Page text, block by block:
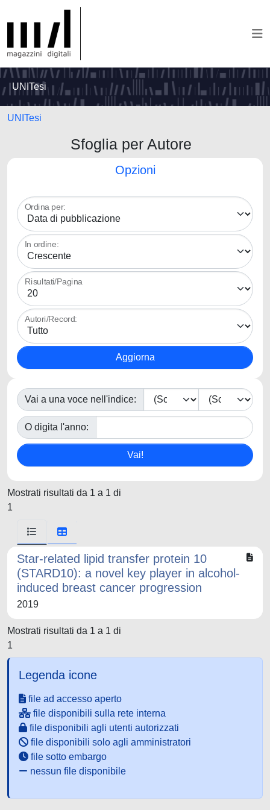
UNITesi
UNITesi
Sfoglia per Autore
Opzioni
Ordina per:
In ordine:
Risultati/Pagina
Autori/Record:
Vai a una voce nell'indice:
O digita l'anno:
Mostrati risultati da 1 a 1 di
1
Star-related lipid transfer protein 10
(STARD10): a novel key player in alcohol-
induced breast cancer progression
2019
Mostrati risultati da 1 a 1 di
1
Legenda icone
file ad accesso aperto
file disponibili sulla rete interna
file disponibili agli utenti autorizzati
file disponibili solo agli amministratori
file sotto embargo
nessun file disponibile